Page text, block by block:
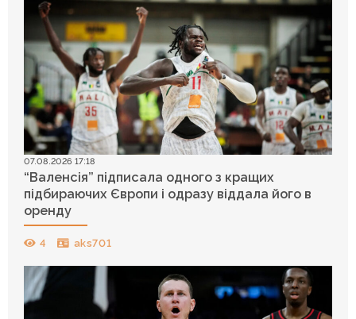
07.08.2026 17:18
“Валенсія” підписала одного з кращих
підбираючих Європи і одразу віддала його в
оренду
4 aks701